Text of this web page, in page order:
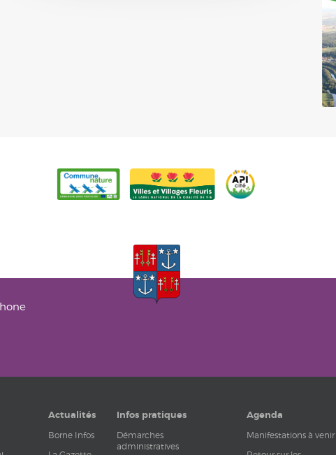
Actualités
Borne Infos
Infos pratiques
Démarches
administratives
Agenda
Manifestations à venir